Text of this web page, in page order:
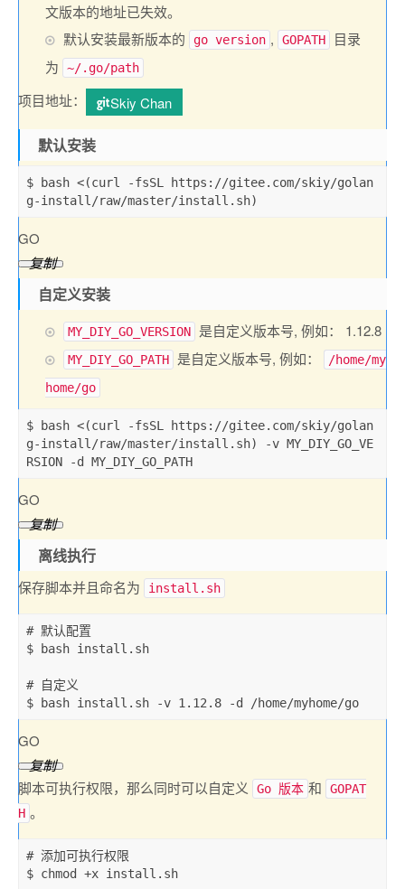
文版本的地址已失效。
默认安装最新版本的
go version , GOPATH
目录
为
~/.go/path
项目地址： Skiy Chan
默认安装
$ bash <(curl -fsSL https : //gitee. com/skiy/golan
g-install /raw/master/install . sh)
GO
复制
自定义安装
MY_DIY_GO_VERSION 是自定义版本号, 例如： 1.12.8
MY_DIY_GO_PATH 是自定义版本号, 例如：
/home/my
home/go
$ bash <(curl -fsSL https : //gitee. com/skiy/golan
g-install /raw/master/install . sh) -v MY_DIY_GO_VE
RSION
-d MY_DIY_GO_PATH
GO
复制
离线执行
保存脚本并且命名为 install.sh
# 默认配置
$ bash install . sh
# 自定义
$ bash install . sh -v 1.12 .8 -d /home/myhome/go
GO
复制
脚本可执行权限，那么同时可以自定义 Go 版本 和
GOPAT
H 。
# 添加可执行权限
$ chmod +x install . sh